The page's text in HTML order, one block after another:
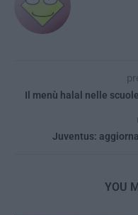
Il menù halal nelle
Juventus:
YOU